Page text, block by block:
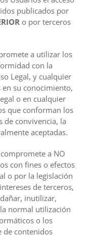
publicados por
o por terceros
a utilizar los
con la
Legal, y cualquier
su conocimiento,
o en cualquier
que conforman los
de convivencia, la
aceptadas.
a NO
con fines o efectos
o por la legislación
de terceros,
inutilizar,
normal utilización
o los
de contenidos